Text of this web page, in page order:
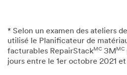
* Selon un examen des ateliers
utilisé le Planificateur de
facturables RepairStackMC 3MMC
jours entre le 1er octobre 2021